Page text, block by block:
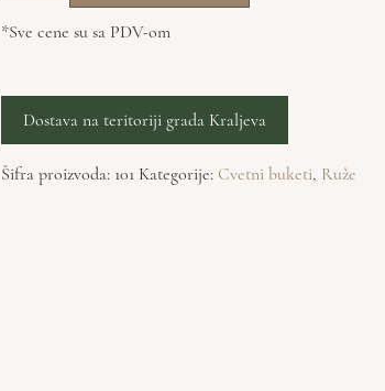
*Sve cene su sa PDV-om
Dostava na teritoriji grada Kraljeva
Šifra proizvoda: 101 Kategorije: Cvetni buketi, Ruže